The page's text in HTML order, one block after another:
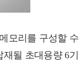
모리를 구성할 수
될 초대용량 6기